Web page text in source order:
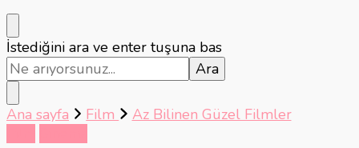
Bir
şey
mi
arıyorsunuz?
İstediğini ara ve enter tuşuna bas
Ana sayfa Film
Az Bilinen Güzel Filmler